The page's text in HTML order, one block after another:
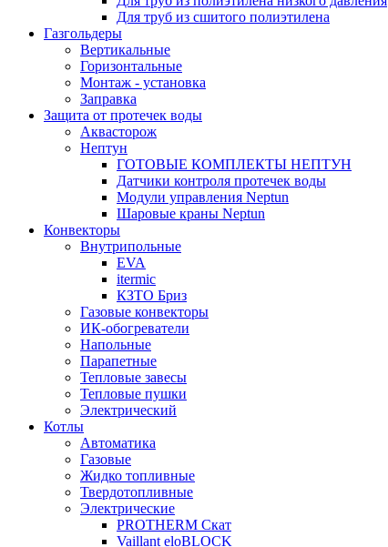
Для труб из сшитого полиэтилена
Газгольдеры
Вертикальные
Горизонтальные
Монтаж - установка
Заправка
Защита от протечек воды
Аквасторож
Нептун
ГОТОВЫЕ КОМПЛЕКТЫ НЕПТУН
Датчики контроля протечек воды
Модули управления Neptun
Шаровые краны Neptun
Конвекторы
Внутрипольные
EVA
itermic
КЗТО Бриз
Газовые конвекторы
ИК-обогреватели
Напольные
Парапетные
Тепловые завесы
Тепловые пушки
Электрический
Котлы
Автоматика
Газовые
Жидко топливные
Твердотопливные
Электрические
PROTHERM Скат
Vaillant eloBLOCK